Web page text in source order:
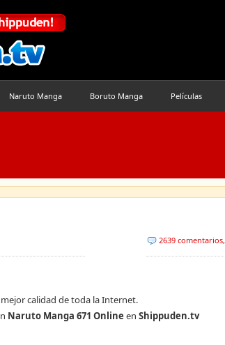
Naruto Manga Boruto Manga Películas
2639 comentarios,
calidad de toda la Internet.
Naruto Manga 671 Online en Shippuden.tv